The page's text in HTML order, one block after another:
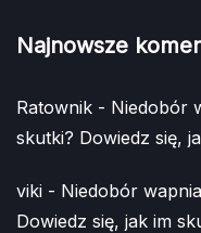
Najnowsze
Ratownik - Niedobór
skutki? Dowiedz się,
viki - Niedobór
Dowiedz się, jak im